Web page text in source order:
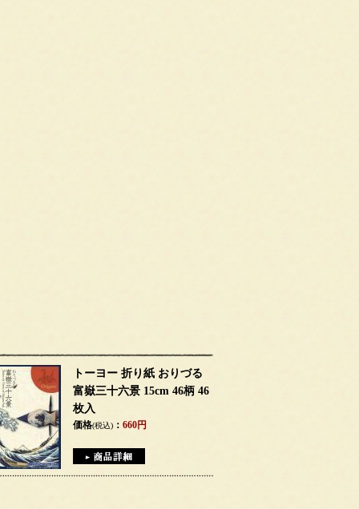
トーヨー 折り紙 おりづる
富嶽三十六景 15cm 46柄 46
枚入
価格(税込) ： 660円